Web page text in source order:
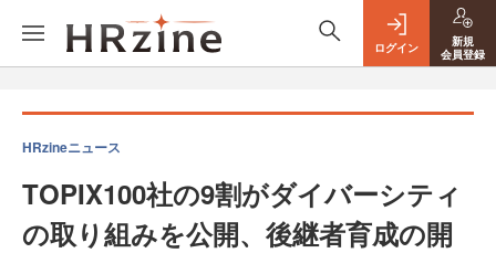
ログイン
新規
会員登録
HRzineニュース
TOPIX100社の9割がダイバーシティ
の取り組みを公開、後継者育成の開